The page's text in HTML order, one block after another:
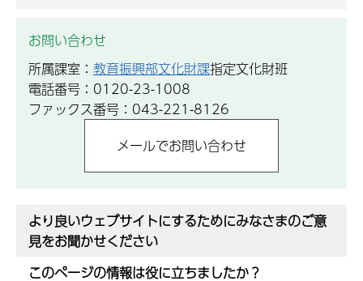
お問い合わせ
所属課室： 教育振興部文化財課指定文化財班
電話番号：0120-23-1008
ファックス番号：043-221-8126
より良いウェブサイトにするためにみなさまのご意
見をお聞かせください
このページの情報は役に立ちましたか？